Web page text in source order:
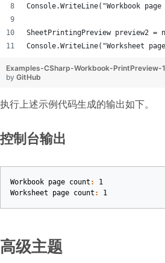
Console.WriteLine("Workbook
SheetPrintingPreview preview2 =
Console.WriteLine("Worksheet
Examples-CSharp-Workbook-PrintPreview-
by GitHub
执行上述示例代码生成的输出如下。
控制台输出
Workbook page count :
1
Worksheet
page count : 1
高级主题